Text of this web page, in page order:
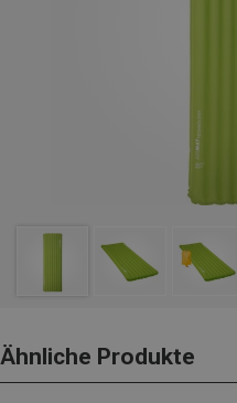
Ähnliche Produkte